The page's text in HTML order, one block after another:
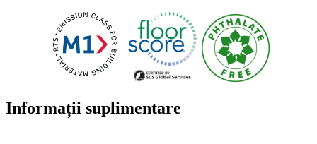
Informații suplimentare